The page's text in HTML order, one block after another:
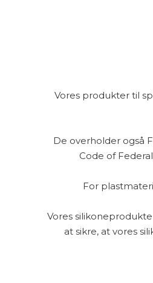
Vores produkter til
De overholder også
Code of
For
Vores
at sikre, at vores